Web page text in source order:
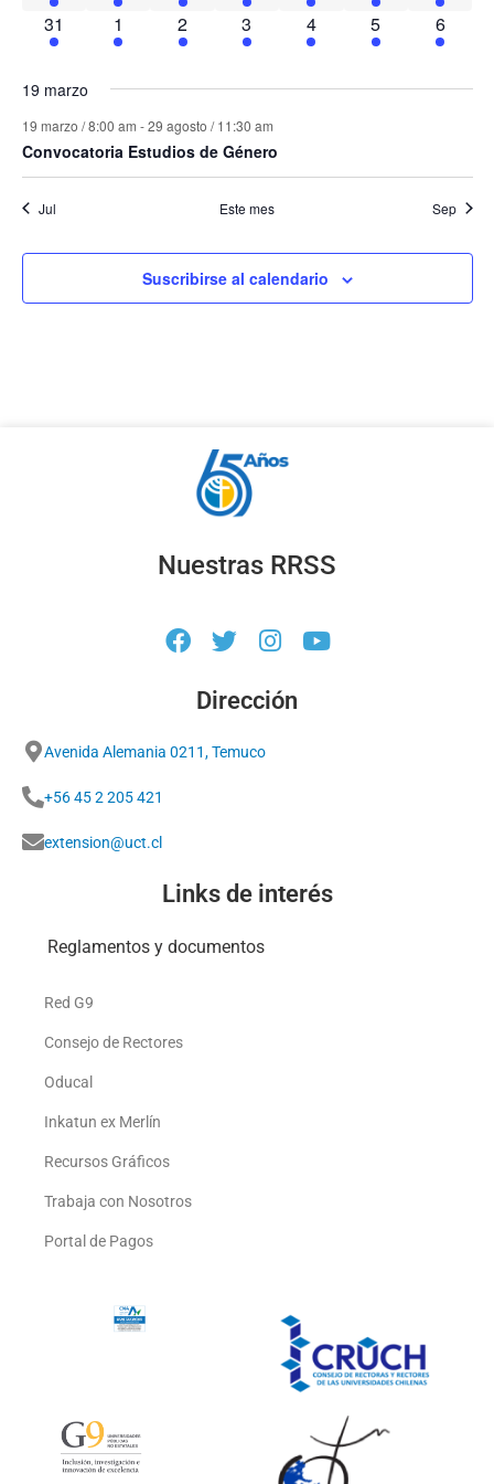
2 eventos
31 1 evento
1 1 evento
2 1 evento
3 1 evento
4 1 evento
5 1
6
19 marzo
19 marzo / 8:00 am -29 agosto / 11:30 am
Convocatoria Estudios de Género
Jul Este mes Sep
Suscribirse al calendario
Nuestras RRSS
Dirección
Avenida Alemania 0211, Temuco
+56 45 2 205 421
extension@uct.cl
Links de interés
Reglamentos y documentos
Red G9
Consejo de Rectores
Oducal
Inkatun ex Merlín
Recursos Gráficos
Trabaja con Nosotros
Portal de Pagos